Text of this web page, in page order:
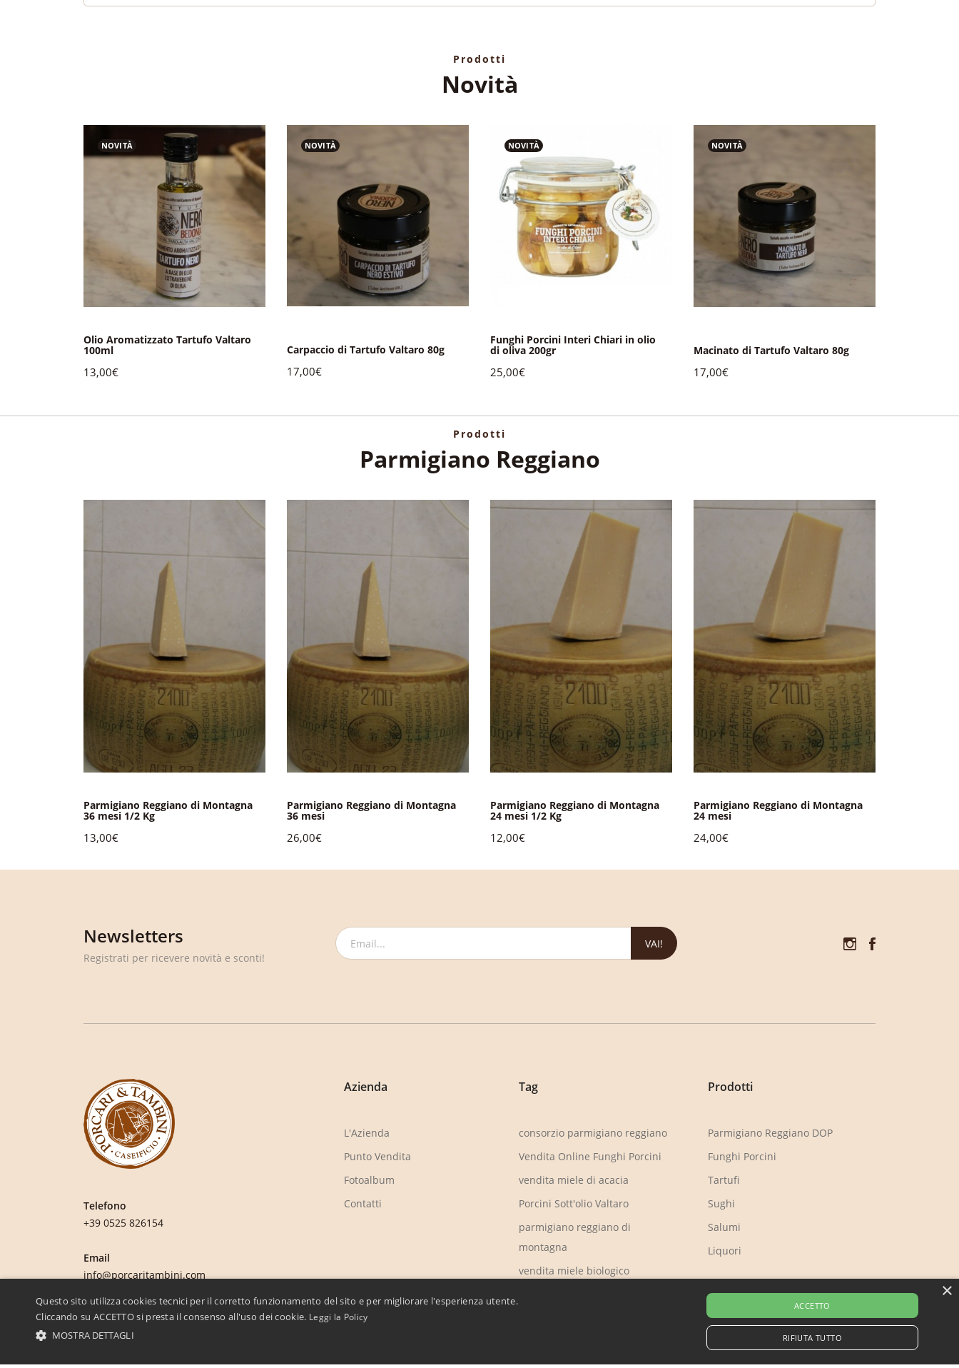
Prodotti
Novità
NOVITÀ
Olio Aromatizzato Tartufo Valtaro
100ml
13,00€
NOVITÀ
Carpaccio di Tartufo Valtaro 80g
17,00€
NOVITÀ
Funghi Porcini Interi Chiari in olio
di oliva 200gr
25,00€
NOVITÀ
Macinato di Tartufo Valtaro 80g
17,00€
Prodotti
Parmigiano Reggiano
Parmigiano Reggiano di Montagna
36 mesi 1/2 Kg
13,00€
Parmigiano Reggiano di Montagna
36 mesi
26,00€
Parmigiano Reggiano di Montagna
24 mesi 1/2 Kg
12,00€
Parmigiano Reggiano di Montagna
24 mesi
24,00€
Newsletters
Registrati per ricevere novità e sconti!
VAI!
Telefono
+39 0525 826154
Email
info@porcaritambini.com
Azienda
L'Azienda
Punto Vendita
Fotoalbum
Contatti
Tag
consorzio parmigiano reggiano
Vendita Online Funghi Porcini
vendita miele di acacia
Porcini Sott'olio Valtaro
parmigiano reggiano di
montagna
vendita miele biologico
Prodotti
Parmigiano Reggiano DOP
Funghi Porcini
Tartufi
Sughi
Salumi
Liquori
×
Questo sito utilizza cookies tecnici per il corretto funzionamento del sito e per migliorare l'esperienza utente.
Cliccando su ACCETTO si presta il consenso all'uso dei cookie. Leggi la Policy
MOSTRA DETTAGLI
ACCETTO
RIFIUTA TUTTO